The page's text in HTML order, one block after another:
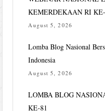
KEMERDEKAAN RI
August 5, 2026
Lomba Blog Nasional
Indonesia
August 5, 2026
LOMBA BLOG
KE-81